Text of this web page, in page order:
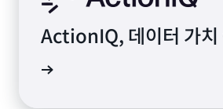
ActionIQ, 데이터 가치